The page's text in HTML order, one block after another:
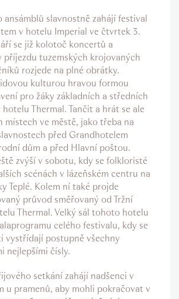
ansámblů slavnostně zahájí festival
v hotelu Imperial ve čtvrtek 3.
se již kolotoč koncertů a
příjezdu tuzemských krojovaných
rozjede na plné obrátky.
kulturou hravou formou
pro žáky základních a středních
Thermal. Tančit a hrát se ale
místech ve městě, jako třeba na
před Grandhotelem
dům a před Hlavní poštou.
zvýší v sobotu, kdy se folkloristé
scénách v lázeňském centru na
Teplé. Kolem ní také projde
průvod směřovaný od Tržní
Thermal. Velký sál tohoto hotelu
celého festivalu, kdy se
vystřídají postupně všechny
nejlepšími čísly.
setkání zahájí nadšenci v
u pramenů, aby mohli pokračovat v